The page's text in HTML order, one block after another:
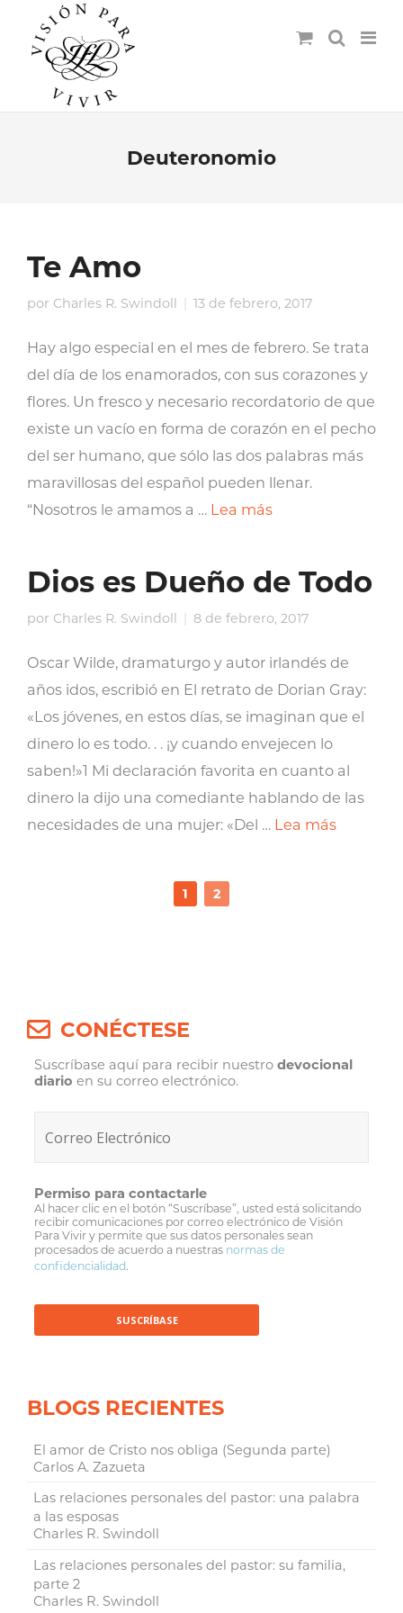
Deuteronomio
Te Amo
por Charles R. Swindoll 13 de febrero, 2017
Hay algo especial en el mes de febrero. Se trata
del día de los enamorados, con sus corazones y
flores. Un fresco y necesario recordatorio de que
existe un vacío en forma de corazón en el pecho
del ser humano, que sólo las dos palabras más
maravillosas del español pueden llenar.
“Nosotros le amamos a … Lea más
Dios es Dueño de Todo
por Charles R. Swindoll 8 de febrero, 2017
Oscar Wilde, dramaturgo y autor irlandés de
años idos, escribió en El retrato de Dorian Gray:
«Los jóvenes, en estos días, se imaginan que el
dinero lo es todo. . . ¡y cuando envejecen lo
saben!»1 Mi declaración favorita en cuanto al
dinero la dijo una comediante hablando de las
necesidades de una mujer: «Del … Lea más
1 2
CONÉCTESE
Suscríbase aquí para recibir nuestrodevocional
diario en su correo electrónico.
Permiso para contactarle
Al hacer clic en el botón “Suscríbase”, usted está solicitando
recibir comunicaciones por correo electrónico de Visión
Para Vivir y permite que sus datos personales sean
procesados de acuerdo a nuestras normas de
confidencialidad.
BLOGS RECIENTES
El amor de Cristo nos obliga (Segunda parte)
Carlos A. Zazueta
Las relaciones personales del pastor: una palabra
a las esposas
Charles R. Swindoll
Las relaciones personales del pastor: su familia,
parte 2
Charles R. Swindoll